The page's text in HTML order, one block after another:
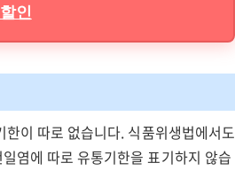
인
이 따로 없습니다. 식품위생법에서도
염에 따로 유통기한을 표기하지 않습